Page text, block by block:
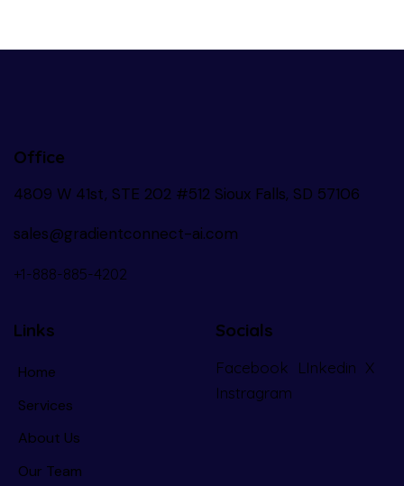
Office
4809 W 41st, STE 202 #512 Sioux Falls, SD 57106
sales@gradientconnect-ai.com
+1-888-885-4202
Links
Home
Services
About Us
Our Team
Socials
Facebook LInkedin X
Instragram